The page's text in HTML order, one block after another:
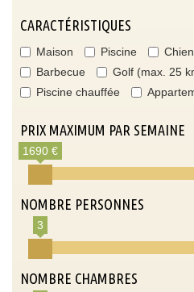
CARACTÉRISTIQUES
Maison Piscine
Barbecue
Golf (max. 25
Piscine chauffée
PRIX MAXIMUM PAR SEMAINE
1690 €
NOMBRE PERSONNES
3
NOMBRE CHAMBRES